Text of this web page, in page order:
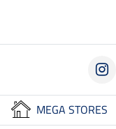
MEGA STORES